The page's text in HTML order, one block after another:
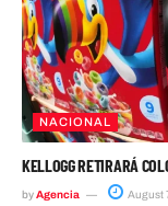
NACIONAL
KELLOGG RETIRARÁ
byAgencia August